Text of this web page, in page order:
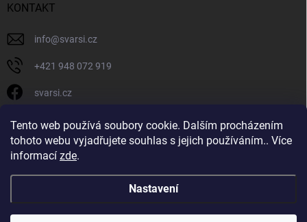
Tento web používá soubory cookie. Dalším procházením
tohoto webu vyjadřujete souhlas s jejich používáním.. Více
informací zde.
Nastavení
KONTAKT
info@svarsi.cz
+421 948 072 919
svarsi.cz
svarsi.cz